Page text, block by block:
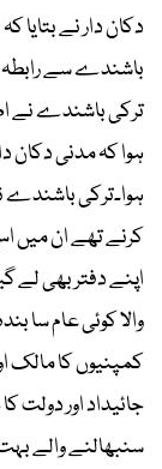
دکان دار نے بتایا
باشندے سے رابطہ
ترکی باشندے نے
ہوا کہ مدنی دکان
ہوا۔ترکی باشندے
کرنے تھے ان میں
اپنے دفتر بھی لے
والا کوئی عام سا
کمپنیوں کا مالک
جائیداد اور دولت
سنبھالنے والے